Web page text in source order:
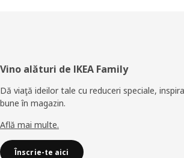
Subsol
Vino alături de IKEA Family
Dă viaţă ideilor tale cu reduceri speciale,
bune în magazin.
Află mai multe.
Înscrie-te aici